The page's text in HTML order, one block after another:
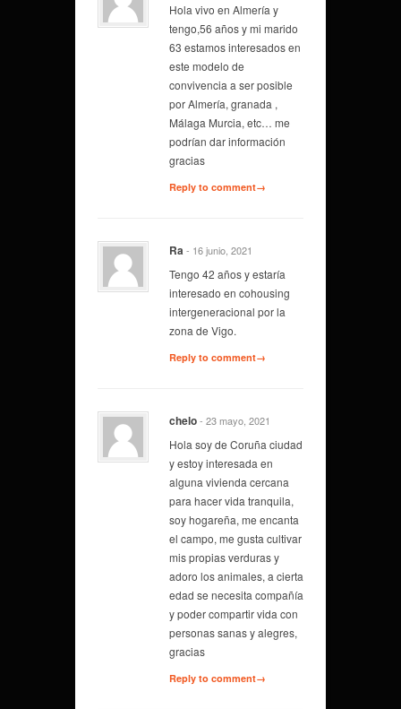
Hola vivo en Almería y
tengo,56 años y mi marido
63 estamos interesados en
este modelo de
convivencia a ser posible
por Almería, granada ,
Málaga Murcia, etc… me
podrían dar información
gracias
Reply to comment→
Ra- 16 junio, 2021
Tengo 42 años y estaría
interesado en cohousing
intergeneracional por la
zona de Vigo.
Reply to comment→
chelo- 23 mayo, 2021
Hola soy de Coruña ciudad
y estoy interesada en
alguna vivienda cercana
para hacer vida tranquila,
soy hogareña, me encanta
el campo, me gusta cultivar
mis propias verduras y
adoro los animales, a cierta
edad se necesita compañía
y poder compartir vida con
personas sanas y alegres,
gracias
Reply to comment→